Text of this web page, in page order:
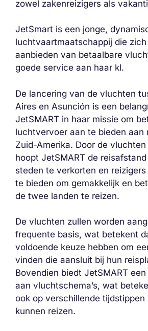
zowel zakenreizigers als
JetSmart is een jonge,
luchtvaartmaatschappij die
aanbieden van betaalbare
goede service aan haar kl.
De lancering van de vluchten
Aires en Asunción is een
JetSMART in haar missie om
luchtvervoer aan te bieden aan
Zuid-Amerika. Door de
hoopt JetSMART de
steden te verkorten en
te bieden om gemakkelijk en
de twee landen te reizen.
De vluchten zullen worden
frequente basis, wat betekent
voldoende keuze hebben om
vinden die aansluit bij hun
Bovendien biedt JetSMART
aan vluchtschema’s, wat
ook op verschillende tijdstippen
kunnen reizen.